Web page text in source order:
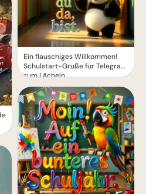
Ein flauschiges Willkommen!
Schulstart-Grüße für Telegram
zum Lächeln